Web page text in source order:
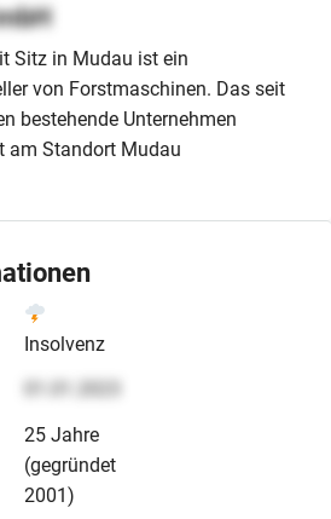
Sitz in Mudau ist ein
von Forstmaschinen. Das seit
bestehende Unternehmen
am Standort Mudau
Insolvenz
25 Jahre
(gegründet
2001)